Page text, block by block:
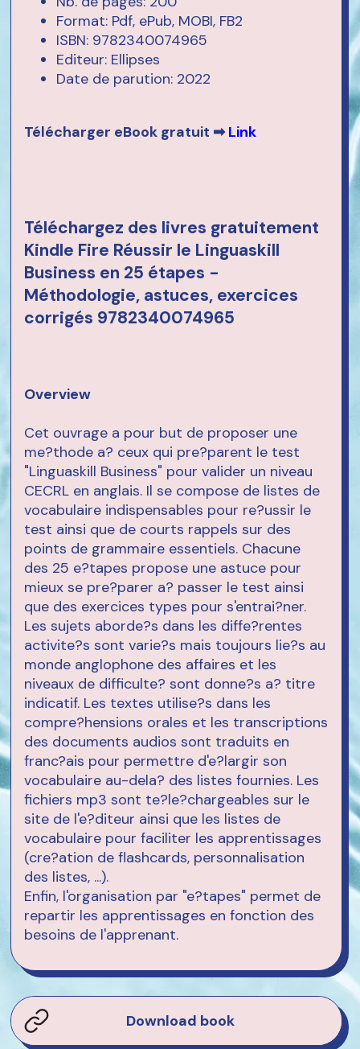
Format: Pdf, ePub, MOBI, FB2
ISBN: 9782340074965
Editeur: Ellipses
Date de parution: 2022
Télécharger eBook gratuit ➡Link
Téléchargez des livres gratuitement
Kindle Fire Réussir le Linguaskill
Business en 25 étapes -
Méthodologie, astuces, exercices
corrigés 9782340074965
Overview
Cet ouvrage a pour but de proposer une
me?thode a? ceux qui pre?parent le test
"Linguaskill Business" pour valider un niveau
CECRL en anglais. Il se compose de listes de
vocabulaire indispensables pour re?ussir le
test ainsi que de courts rappels sur des
points de grammaire essentiels. Chacune
des 25 e?tapes propose une astuce pour
mieux se pre?parer a? passer le test ainsi
que des exercices types pour s'entrai?ner.
Les sujets aborde?s dans les diffe?rentes
activite?s sont varie?s mais toujours lie?s au
monde anglophone des affaires et les
niveaux de difficulte? sont donne?s a? titre
indicatif. Les textes utilise?s dans les
compre?hensions orales et les transcriptions
des documents audios sont traduits en
franc?ais pour permettre d'e?largir son
vocabulaire au-dela? des listes fournies. Les
fichiers mp3 sont te?le?chargeables sur le
site de l'e?diteur ainsi que les listes de
vocabulaire pour faciliter les apprentissages
(cre?ation de flashcards, personnalisation
des listes, ...).
Enfin, l'organisation par "e?tapes" permet de
repartir les apprentissages en fonction des
besoins de l'apprenant.
Download book